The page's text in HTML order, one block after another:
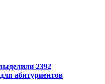
2392
абитуриентов